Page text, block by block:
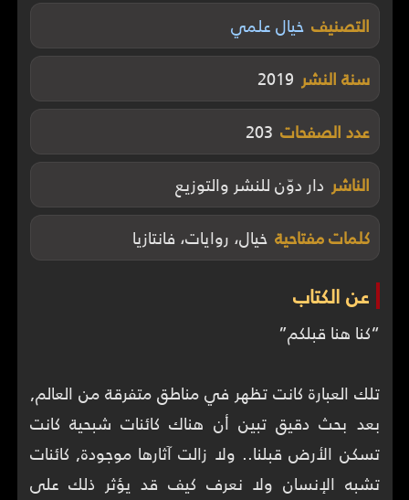
التصنيف خيال علمي
سنة النشر 2019
عدد الصفحات 203
الناشر دار دوّن للنشر والتوزيع
كلمات مفتاحية خيال، روايات، فانتازيا
عن الكتاب
تلك العبارة كانت تظهر في مناطق متفرقة من العالم,
بعد بحث دقيق تبين أن هناك كائنات شبحية كانت
تسكن الأرض قبلنا.. ولا زالت آثارها موجودة, كائنات
تشبه الإنسان ولا نعرف كيف قد يؤثر ذلك على